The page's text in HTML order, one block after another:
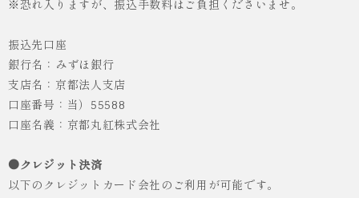
※恐れ入りますが、振込手数料はご負担くださいませ。
振込先口座
銀行名：みずほ銀行
支店名：京都法人支店
口座番号：当）55588
口座名義：京都丸紅株式会社
●クレジット決済
以下のクレジットカード会社のご利用が可能です。